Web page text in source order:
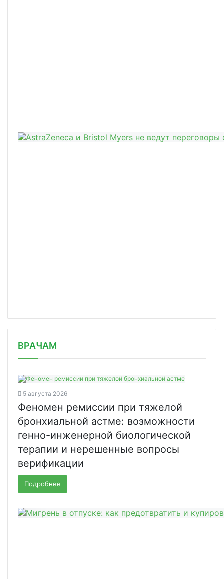
ВРАЧАМ
5 августа 2026
Феномен ремиссии при тяжелой
бронхиальной астме: возможности
генно-инженерной биологической
терапии и нерешенные вопросы
верификации
Подробнее